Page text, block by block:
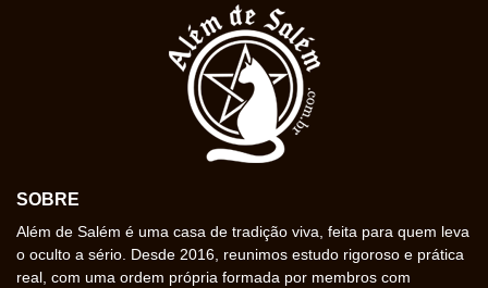
SOBRE
Além de Salém é uma casa de tradição viva, feita para quem leva
o oculto a sério. Desde 2016, reunimos estudo rigoroso e prática
real, com uma ordem própria formada por membros com